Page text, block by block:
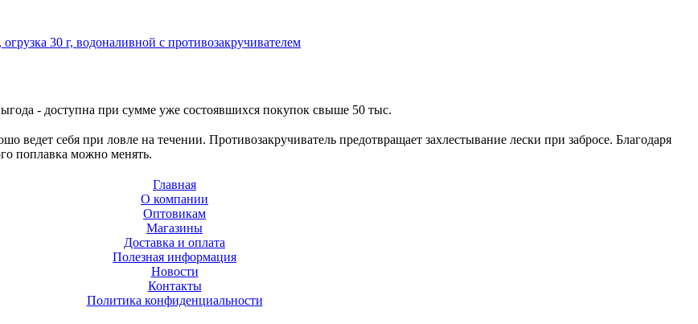
30 г, водоналивной с противозакручивателем
- доступна при сумме уже состоявшихся покупок свыше 50 тыс.
ведет себя при ловле на течении. Противозакручиватель предотвращает захлестывание лески при забросе. Благодаря
поплавка можно менять.
Главная
О компании
Оптовикам
Магазины
Доставка и оплата
Полезная информация
Новости
Контакты
Политика конфиденциальности